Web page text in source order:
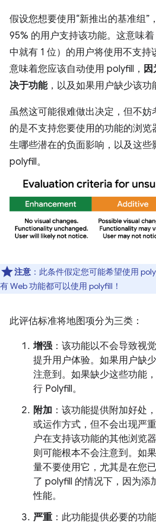
假设您想要使用“新推出的基准组”
95% 的用户支持该功能。这意味
中就有 1 位）的用户将使用不支持
意味着您应该自动使用 polyfill，
决于功能，以及如果用户缺少该功
虽然这可能很难做出决定，但不妨
的是不支持您要使用的功能的浏
生哪些潜在的负面影响，以及这些
polyfill。
注意 ：此条件假定您可能希望使用
有 Web 功能都可以使用 polyfill！
此评估标准将地图项分为三类：
增强：该功能以不会导致视
提升用户体验。如果用户缺
注意到。如果缺少这些功能
行 Polyfill。
附加 ：该功能提供附加好处，
或运作方式，但不会出现严
户在支持该功能的其他浏览
则可能根本不会注意到。如
量不要使用它，尤其是在您
了 polyfill 的情况下，因为添
性能。
严重 ：此功能提供必要的功